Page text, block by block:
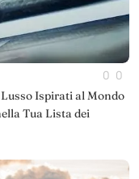
0 0
Ispirati al Mondo
Tua Lista dei